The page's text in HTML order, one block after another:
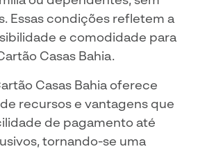
Essas condições refletem a
e comodidade para
Casas Bahia.
Casas Bahia oferece
recursos e vantagens que
de pagamento até
tornando-se uma